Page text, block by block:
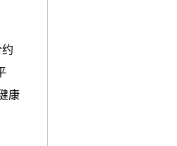
康